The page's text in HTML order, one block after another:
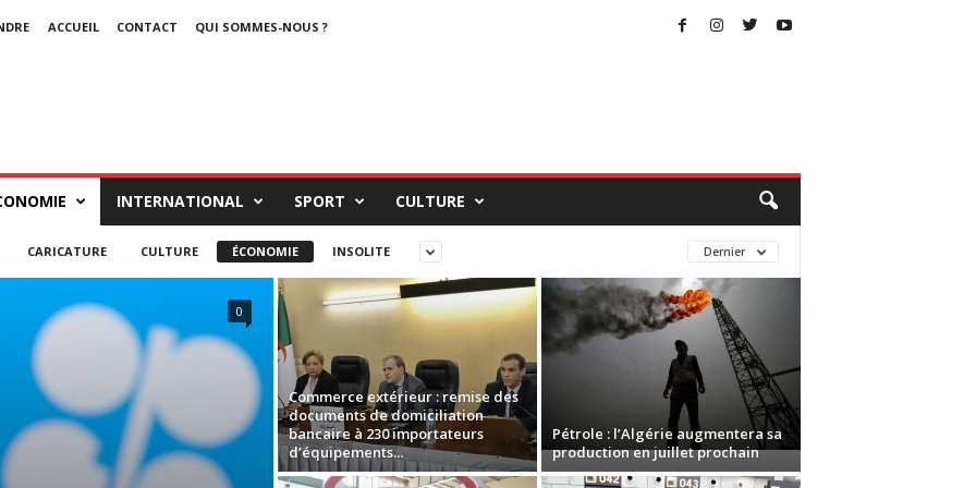
ACCUEIL CONTACT
QUI SOMMES-NOUS ?
INTERNATIONAL SPORT CULTURE
CARICATURE CULTURE ÉCONOMIE INSOLITE Dernier
0
Commerce extérieur : remise des
documents de domiciliation
bancaire à 230 importateurs
d’équipements...
Pétrole : l’Algérie augmentera sa
production en juillet prochain